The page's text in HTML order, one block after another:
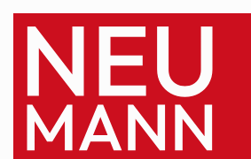
Erstklassige
Nachbarschaft